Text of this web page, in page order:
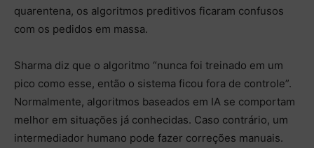
quarentena, os algoritmos preditivos ficaram confusos
com os pedidos em massa.
Sharma diz que o algoritmo “nunca foi treinado em um
pico como esse, então o sistema ficou fora de controle”.
Normalmente, algoritmos baseados em IA se comportam
melhor em situações já conhecidas. Caso contrário, um
intermediador humano pode fazer correções manuais.